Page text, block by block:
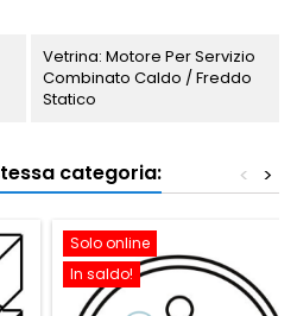
Vetrina: Motore Per Servizio
Combinato Caldo / Freddo
Statico
categoria: >
<
Solo online
In saldo!